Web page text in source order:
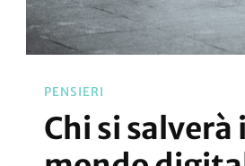
PENSIERI
Chi si salverà